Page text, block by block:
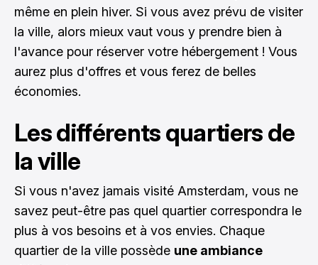
même en plein hiver. Si vous avez prévu de visiter
la ville, alors mieux vaut vous y prendre bien à
l'avance pour réserver votre hébergement ! Vous
aurez plus d'offres et vous ferez de belles
économies.
Les différents quartiers de
la ville
Si vous n'avez jamais visité Amsterdam, vous ne
savez peut-être pas quel quartier correspondra le
plus à vos besoins et à vos envies. Chaque
quartier de la ville possède une ambiance